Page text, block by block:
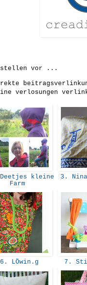
stellen vor ...
verlosungen
kleine
Farm
3.
6. LÖwin.g 7.